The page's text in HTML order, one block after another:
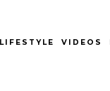
LIFESTYLE VIDEOS